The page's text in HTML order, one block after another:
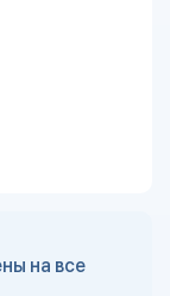
на все